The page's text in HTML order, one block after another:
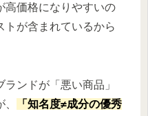
高価格になりやすいの
トが含まれているから
ンドが「悪い商品」
「知名度≠成分の優秀